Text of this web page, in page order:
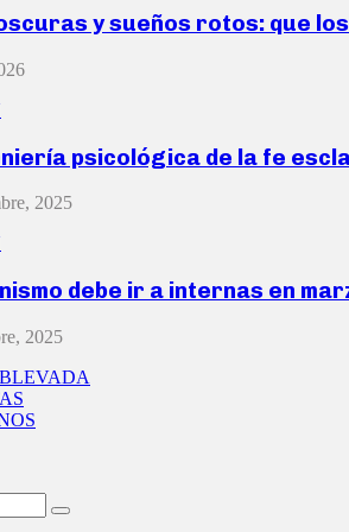
y sueños rotos: que
psicológica de la fe
2025
debe ir a internas en
2025
Search